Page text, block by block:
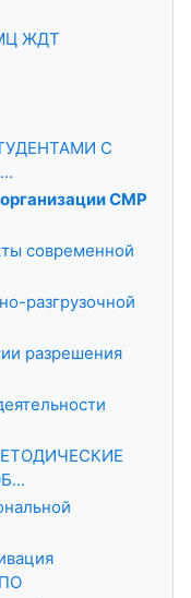
ЖДТ
С
СМР
современной
разгрузочной
разрешения